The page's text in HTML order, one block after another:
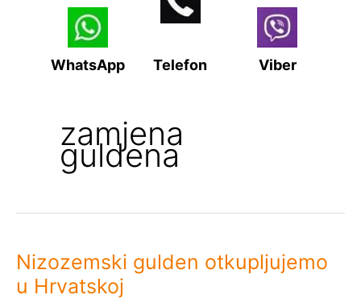
WhatsApp Viber
Telefon
zamjena
guldena
Nizozemski gulden otkupljujemo
u Hrvatskoj